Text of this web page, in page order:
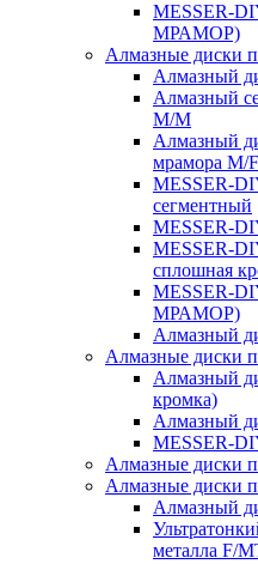
MESSER-
МРАМОР)
Алмазные диски
Алмазный
Алмазный
M/M
Алмазный
мрамора M/F
MESSER-
сегментный
MESSER-
MESSER-
сплошная
MESSER-
МРАМОР)
Алмазный
Алмазные диски
Алмазный
кромка)
Алмазный
MESSER-
Алмазные диски
Алмазные диски
Алмазный
металла F/